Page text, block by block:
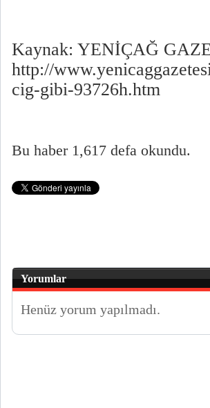
Kaynak: YENİÇAĞ
http://
cig-gibi-93726h.htm
Bu haber 1,617 defa okundu.
Yorumlar
Henüz yorum yapılmadı.